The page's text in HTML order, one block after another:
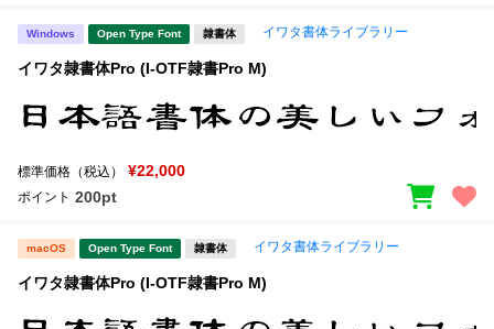
ご利用ガイド すべてを表示
セット or 単体
文字種類
Windows Open Type Font 隷書体 イワタ書体ライブラリー
イワタ隷書体Pro (I-OTF隷書Pro M)
標準価格（税込） ¥22,000
ポイント 200pt
macOS Open Type Font 隷書体 イワタ書体ライブラリー
イワタ隷書体Pro (I-OTF隷書Pro M)